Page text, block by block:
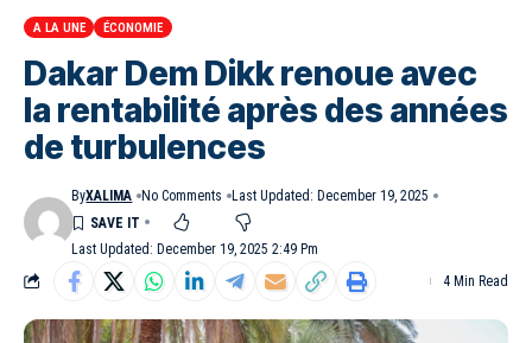
A LA UNE ÉCONOMIE
Dakar Dem Dikk renoue avec
la rentabilité après des années
de turbulences
Last Updated: December 19, 2025 2:49 Pm
ByXALIMA No Comments Last Updated: December 19, 2025
4 Min Read